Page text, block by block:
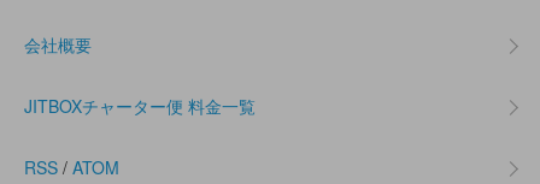
会社概要
JITBOXチャーター便 料金一覧
RSS / ATOM